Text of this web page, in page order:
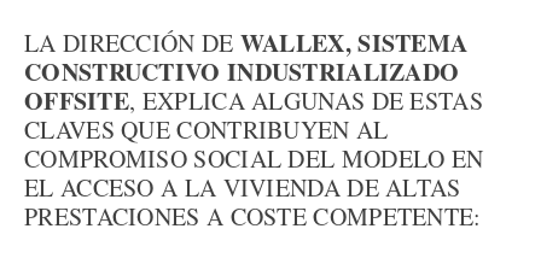
LA DIRECCIÓN DE WALLEX, SISTEMA
CONSTRUCTIVO INDUSTRIALIZADO
OFFSITE, EXPLICA ALGUNAS DE ESTAS
CLAVES QUE CONTRIBUYEN AL
COMPROMISO SOCIAL DEL MODELO EN
EL ACCESO A LA VIVIENDA DE ALTAS
PRESTACIONES A COSTE COMPETENTE: